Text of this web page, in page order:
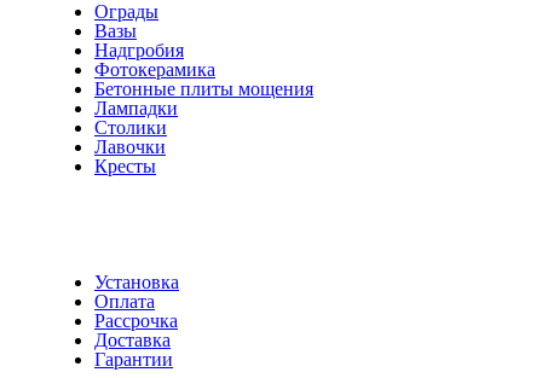
Ограды
Вазы
Надгробия
Фотокерамика
Бетонные плиты мощения
Лампадки
Столики
Лавочки
Кресты
Установка
Оплата
Рассрочка
Доставка
Гарантии